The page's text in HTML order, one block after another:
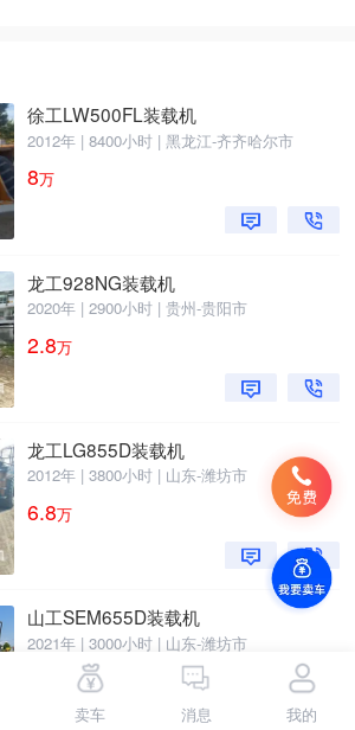
徐工LW500FL装载机
2012年 | 8400小时 | 黑龙江-齐齐哈尔市
8万
龙工928NG装载机
2020年 | 2900小时 | 贵州-贵阳市
2.8万
龙工LG855D装载机
2012年 | 3800小时 | 山东-潍坊市
6.8万
山工SEM655D装载机
2021年 | 3000小时 | 山东-潍坊市
万
卖车 消息 我的